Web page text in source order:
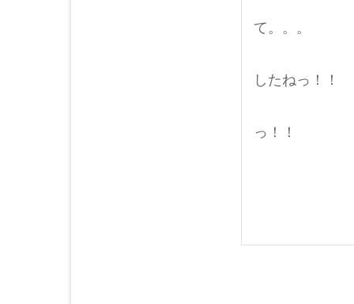
て。。。
したねっ！！
っ！！